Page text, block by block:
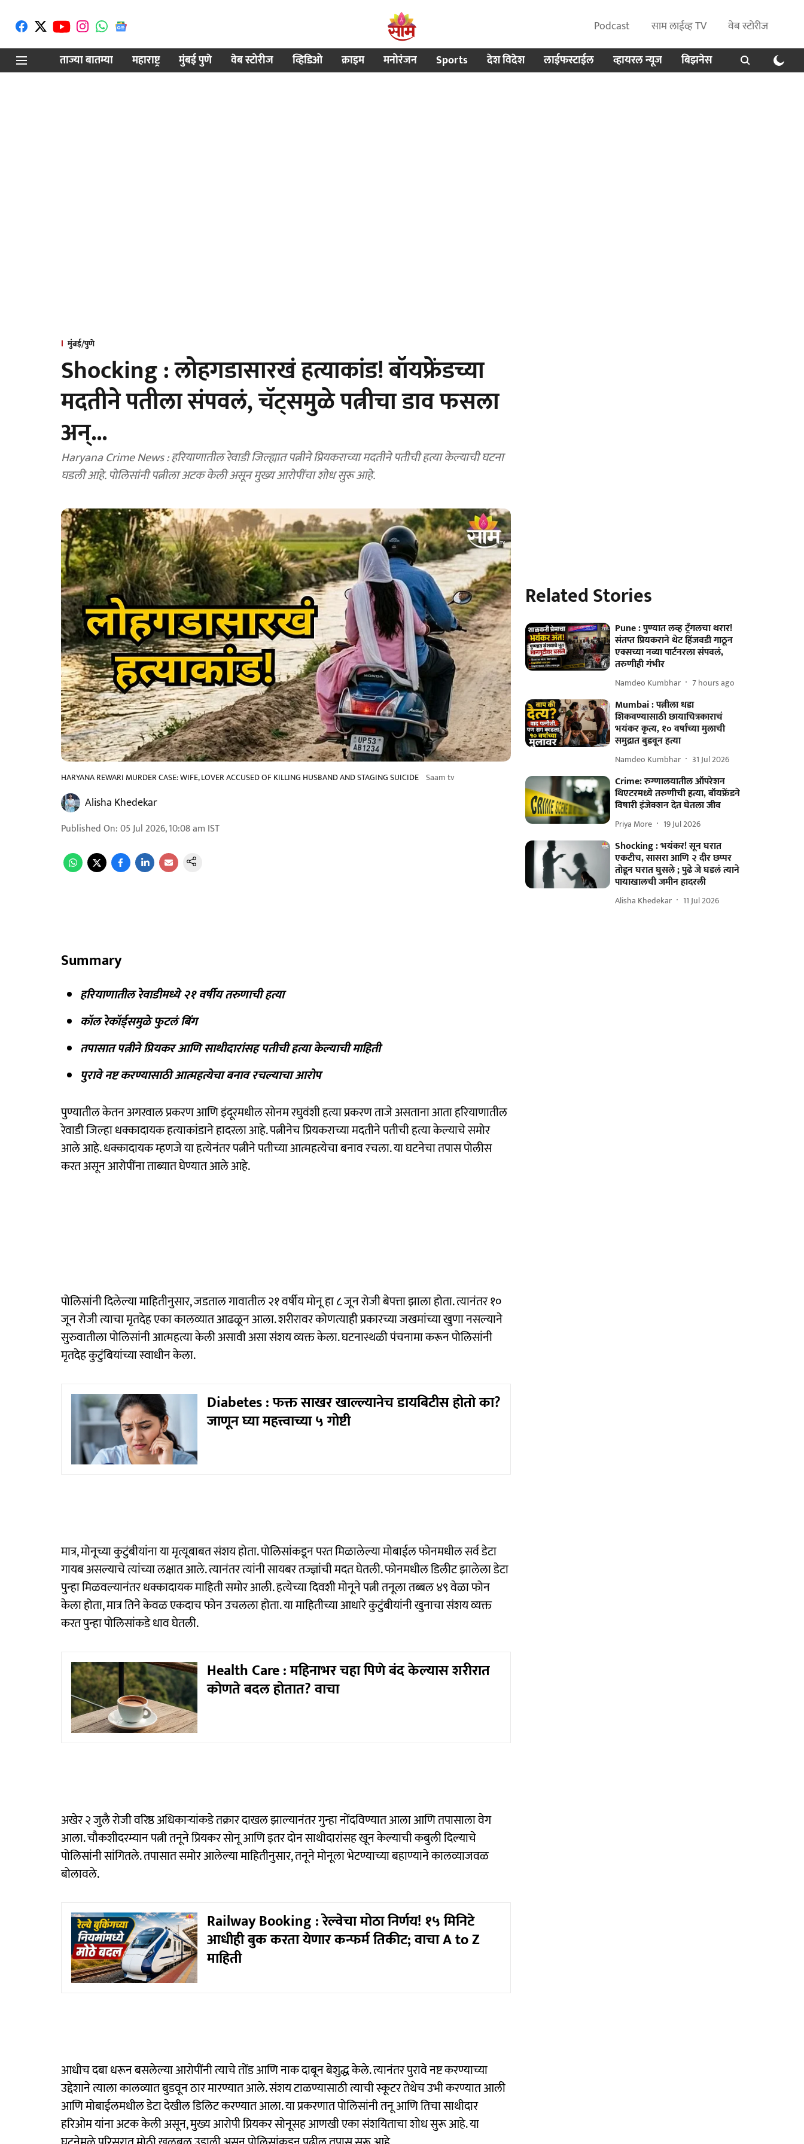
Podcast साम लाईव्ह TV
वेब स्टोरीज
ताज्या बातम्या
महाराष्ट्र मुंबई पुणे वेब स्टोरीज व्हिडिओ क्राइम मनोरंजन Sports देश विदेश लाईफस्टाईल व्हायरल न्यूज बिझनेस
मुंबई/पुणे
Shocking : लोहगडासारखं हत्याकांड! बॉयफ्रेंडच्या
मदतीने पतीला संपवलं, चॅट्समुळे पत्नीचा डाव फसला
अन्...
Haryana Crime News : हरियाणातील रेवाडी जिल्ह्यात पत्नीने प्रियकराच्या मदतीने पतीची हत्या केल्याची घटना
घडली आहे. पोलिसांनी पत्नीला अटक केली असून मुख्य आरोपींचा शोध सुरू आहे.
HARYANA REWARI MURDER CASE: WIFE, LOVER ACCUSED OF KILLING HUSBAND AND STAGING SUICIDE Saam tv
Alisha Khedekar
Published On:05 Jul 2026, 10:08 am IST
Summary
हरियाणातील रेवाडीमध्ये २१ वर्षीय तरुणाची हत्या
कॉल रेकॉर्ड्समुळे फुटलं बिंग
तपासात पत्नीने प्रियकर आणि साथीदारांसह पतीची हत्या केल्याची माहिती
पुरावे नष्ट करण्यासाठी आत्महत्येचा बनाव रचल्याचा आरोप
पुण्यातील केतन अगरवाल प्रकरण आणि इंदूरमधील सोनम रघुवंशी हत्या प्रकरण ताजे असताना आता हरियाणातील
रेवाडी जिल्हा धक्कादायक हत्याकांडाने हादरला आहे. पत्नीनेच प्रियकराच्या मदतीने पतीची हत्या केल्याचे समोर
आले आहे. धक्कादायक म्हणजे या हत्येनंतर पत्नीने पतीच्या आत्महत्येचा बनाव रचला. या घटनेचा तपास पोलीस
करत असून आरोपींना ताब्यात घेण्यात आले आहे.
पोलिसांनी दिलेल्या माहितीनुसार, जडताल गावातील २१ वर्षीय मोनू हा ८ जून रोजी बेपत्ता झाला होता. त्यानंतर १०
जून रोजी त्याचा मृतदेह एका कालव्यात आढळून आला. शरीरावर कोणत्याही प्रकारच्या जखमांच्या खुणा नसल्याने
सुरुवातीला पोलिसांनी आत्महत्या केली असावी असा संशय व्यक्त केला. घटनास्थळी पंचनामा करून पोलिसांनी
मृतदेह कुटुंबियांच्या स्वाधीन केला.
Diabetes : फक्त साखर खाल्ल्यानेच डायबिटीस होतो का?
जाणून घ्या महत्त्वाच्या ५ गोष्टी
मात्र, मोनूच्या कुटुंबीयांना या मृत्यूबाबत संशय होता. पोलिसांकडून परत मिळालेल्या मोबाईल फोनमधील सर्व डेटा
गायब असल्याचे त्यांच्या लक्षात आले. त्यानंतर त्यांनी सायबर तज्ज्ञांची मदत घेतली. फोनमधील डिलीट झालेला डेटा
पुन्हा मिळवल्यानंतर धक्कादायक माहिती समोर आली. हत्येच्या दिवशी मोनूने पत्नी तनूला तब्बल ४९ वेळा फोन
केला होता, मात्र तिने केवळ एकदाच फोन उचलला होता. या माहितीच्या आधारे कुटुंबीयांनी खुनाचा संशय व्यक्त
करत पुन्हा पोलिसांकडे धाव घेतली.
Health Care : महिनाभर चहा पिणे बंद केल्यास शरीरात
कोणते बदल होतात? वाचा
अखेर २ जुलै रोजी वरिष्ठ अधिकाऱ्यांकडे तक्रार दाखल झाल्यानंतर गुन्हा नोंदविण्यात आला आणि तपासाला वेग
आला. चौकशीदरम्यान पत्नी तनूने प्रियकर सोनू आणि इतर दोन साथीदारांसह खून केल्याची कबुली दिल्याचे
पोलिसांनी सांगितले. तपासात समोर आलेल्या माहितीनुसार, तनूने मोनूला भेटण्याच्या बहाण्याने कालव्याजवळ
बोलावले.
Railway Booking : रेल्वेचा मोठा निर्णय! १५ मिनिटे
आधीही बुक करता येणार कन्फर्म तिकीट; वाचा A to Z
माहिती
आधीच दबा धरून बसलेल्या आरोपींनी त्याचे तोंड आणि नाक दाबून बेशुद्ध केले. त्यानंतर पुरावे नष्ट करण्याच्या
उद्देशाने त्याला कालव्यात बुडवून ठार मारण्यात आले. संशय टाळण्यासाठी त्याची स्कूटर तेथेच उभी करण्यात आली
आणि मोबाईलमधील डेटा देखील डिलिट करण्यात आला. या प्रकरणात पोलिसांनी तनू आणि तिचा साथीदार
हरिओम यांना अटक केली असून, मुख्य आरोपी प्रियकर सोनूसह आणखी एका संशयिताचा शोध सुरू आहे. या
Related Stories
Pune : पुण्यात लव्ह ट्रँगलचा थरार!
संतप्त प्रियकराने थेट हिंजवडी गाठून
एक्सच्या नव्या पार्टनरला संपवलं,
तरुणीही गंभीर
Namdeo Kumbhar 7 hours ago
Mumbai : पत्नीला धडा
शिकवण्यासाठी छायाचित्रकाराचं
भयंकर कृत्य, १० वर्षांच्या मुलाची
समुद्रात बुडवून हत्या
Namdeo Kumbhar 31 Jul 2026
Crime: रुग्णालयातील ऑपरेशन
थिएटरमध्ये तरुणीची हत्या, बॉयफ्रेंडने
विषारी इंजेक्शन देत घेतला जीव
Priya More 19 Jul 2026
Shocking : भयंकर! सून घरात
एकटीच, सासरा आणि २ दीर छप्पर
तोडून घरात घुसले ; पुढे जे घडलं त्याने
पायाखालची जमीन हादरली
Alisha Khedekar 11 Jul 2026